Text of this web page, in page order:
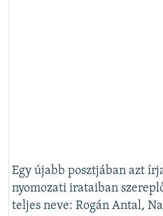
Egy újabb posztjában azt
nyomozati irataiban
teljes neve: Rogán Antal,